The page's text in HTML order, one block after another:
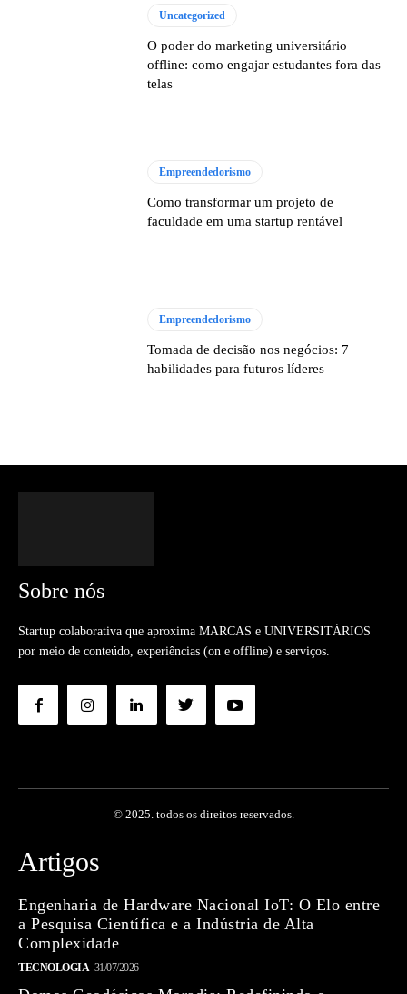
Uncategorized
O poder do marketing universitário
offline: como engajar estudantes fora das
telas
Empreendedorismo
Como transformar um projeto de
faculdade em uma startup rentável
Empreendedorismo
Tomada de decisão nos negócios: 7
habilidades para futuros líderes
Sobre nós
Startup colaborativa que aproxima MARCAS e UNIVERSITÁRIOS
por meio de conteúdo, experiências (on e offline) e serviços.
© 2025. todos os direitos reservados.
Artigos
Engenharia de Hardware Nacional IoT: O Elo entre
a Pesquisa Científica e a Indústria de Alta
Complexidade
TECNOLOGIA 31/07/2026